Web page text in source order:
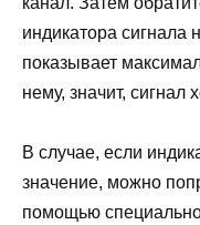
индикатора сигнала
показывает
нему, значит, сигнал
В случае, если
значение, можно
помощью